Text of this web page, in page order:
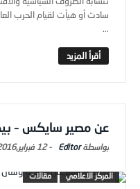
سادت أو هيأت لقيام الحرب
...
عن مصير سايكس –
Editor
-12 فبراير,2016
المركز الاعلامي مقالات